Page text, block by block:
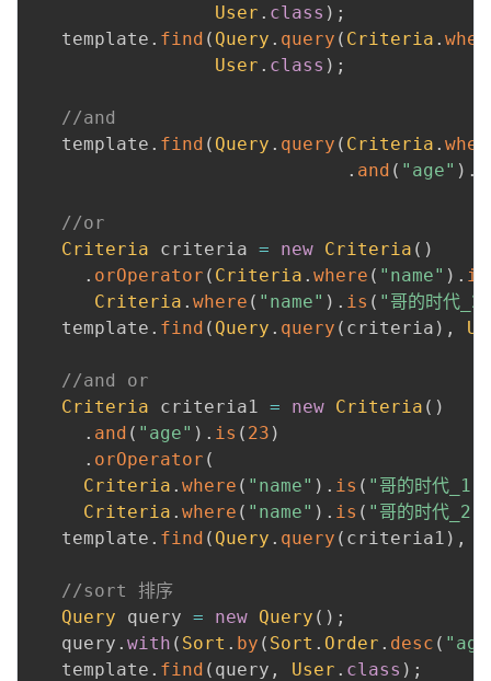
User . class ) ;
   template
. find ( Query . query ( Criteria .
User . class ) ;
//and
   template
. find ( Query . query ( Criteria .
. and ( "age" ) .
//or
Criteria criteria = new Criteria ( )
. orOperator ( Criteria . where ( "name" ) . is
Criteria . where ( "name" ) . is ( "哥的时代
   template
. find ( Query . query ( criteria ) ,
//and or
Criteria criteria1 = new Criteria ( )
. and ( "age" ) . is ( 23 )
. orOperator (
Criteria . where ( "name" ) . is ( "哥的时代_1"
Criteria . where ( "name" ) . is ( "哥的时代_2"
   template
. find ( Query . query ( criteria1 ) ,
//sort 排序
Query query = new Query ( ) ;
   query
. with ( Sort . by ( Sort . Order . desc (
   template
. find ( query , User . class ) ;